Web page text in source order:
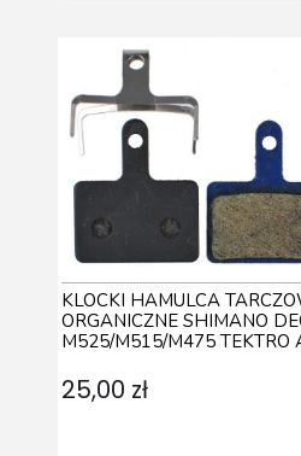
KLOCKI HAMULCA
ORGANICZNE SHIMANO
M525/M515/M475 TEKTRO
25,00 zł